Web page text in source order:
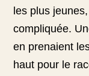
les plus
compliquée.
en prenaient
haut pour le